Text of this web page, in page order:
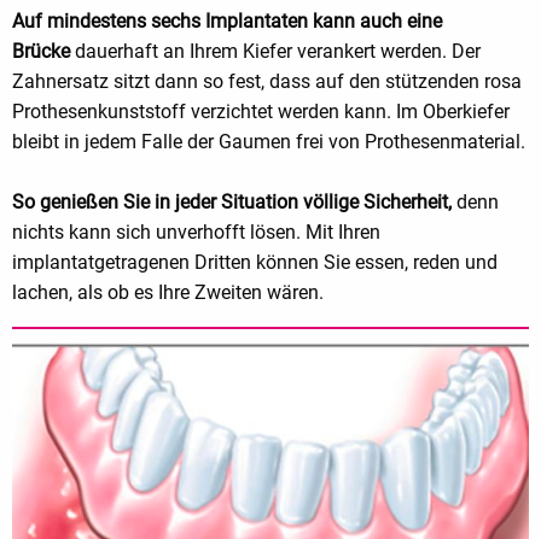
Auf mindestens sechs Implantaten kann auch eine
Brückedauerhaft an Ihrem Kiefer verankert werden. Der
Zahnersatz sitzt dann so fest, dass auf den stützenden rosa
Prothesenkunststoff verzichtet werden kann. Im Oberkiefer
bleibt in jedem Falle der Gaumen frei von Prothesenmaterial.
So genießen Sie in jeder Situation völlige Sicherheit, denn
nichts kann sich unverhofft lösen. Mit Ihren
implantatgetragenen Dritten können Sie essen, reden und
lachen, als ob es Ihre Zweiten wären.